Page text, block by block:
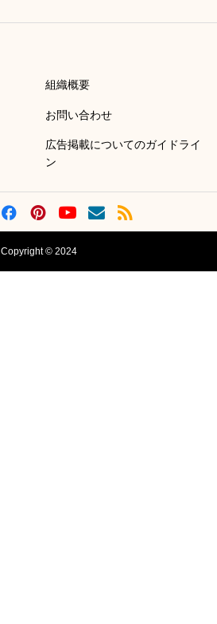
組織概要
お問い合わせ
広告掲載についてのガイドライ
ン
Copyright © 2024